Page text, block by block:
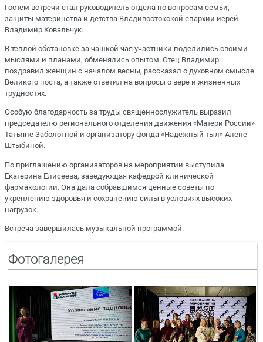
Гостем встречи стал руководитель отдела по вопросам семьи,
защиты материнства и детства Владивостокской епархии иерей
Владимир Ковальчук.
В теплой обстановке за чашкой чая участники поделились своими
мыслями и планами, обменялись опытом. Отец Владимир
поздравил женщин с началом весны, рассказал о духовном смысле
Великого поста, а также ответил на вопросы о вере и жизненных
трудностях.
Особую благодарность за труды священнослужитель выразил
председателю регионального отделения движения «Матери России»
Татьяне Заболотной и организатору фонда «Надежный тыл» Алене
Штыбиной.
По приглашению организаторов на мероприятии выступила
Екатерина Елисеева, заведующая кафедрой клинической
фармакологии. Она дала собравшимся ценные советы по
укреплению здоровья и сохранению силы в условиях высоких
нагрузок.
Встреча завершилась музыкальной программой.
Фотогалерея